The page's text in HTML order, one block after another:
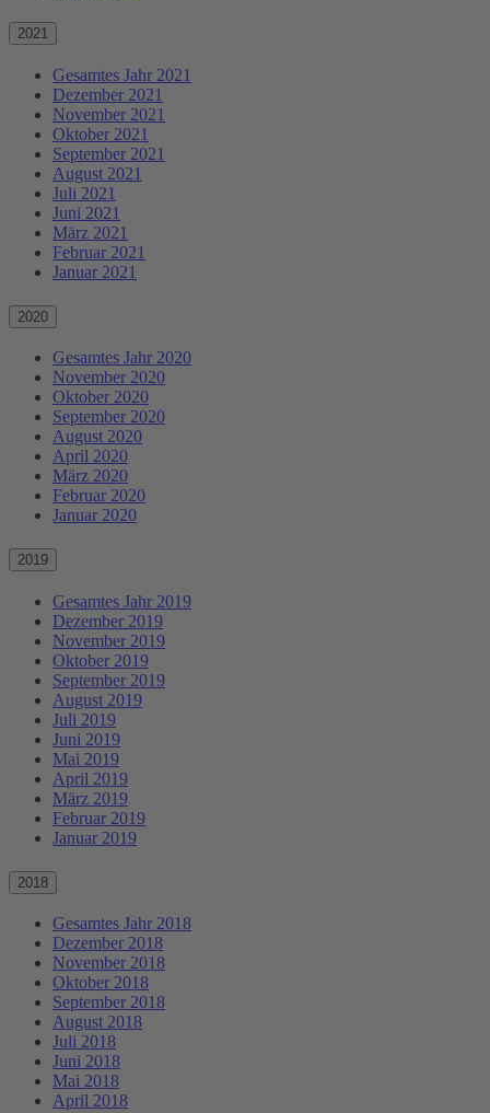
2021
Gesamtes Jahr 2021
Dezember 2021
November 2021
Oktober 2021
September 2021
August 2021
Juli 2021
Juni 2021
März 2021
Februar 2021
Januar 2021
2020
Gesamtes Jahr 2020
November 2020
Oktober 2020
September 2020
August 2020
April 2020
März 2020
Februar 2020
Januar 2020
2019
Gesamtes Jahr 2019
Dezember 2019
November 2019
Oktober 2019
September 2019
August 2019
Juli 2019
Juni 2019
Mai 2019
April 2019
März 2019
Februar 2019
Januar 2019
2018
Gesamtes Jahr 2018
Dezember 2018
November 2018
Oktober 2018
September 2018
August 2018
Juli 2018
Juni 2018
Mai 2018
April 2018